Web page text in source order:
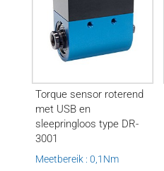
Torque sensor roterend
met USB en
sleepringloos type DR-
3001
Meetbereik : 0,1Nm